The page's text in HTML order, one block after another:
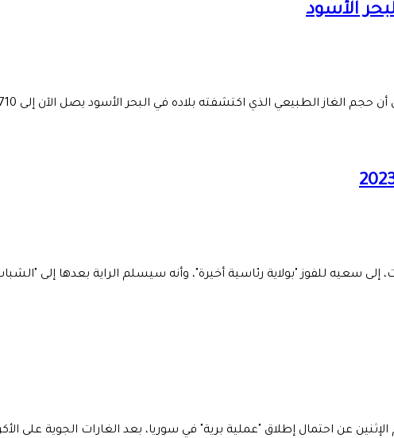
الأسود
سعيه للفوز "بولاية رئاسية أخيرة"، وأنه سيسلم الراية بعدها إلى
عن احتمال إطلاق "عملية برية" في سوريا، بعد الغارات الجوية على